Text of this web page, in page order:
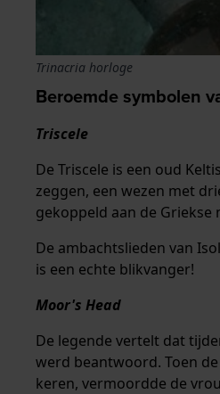
Trinacria horloge
Beroemde symbolen
Triscele
De Triscele is een oud
zeggen, een wezen met
gekoppeld aan de
De ambachtslieden van
is een echte blikvanger!
Moor's Head
De legende vertelt dat
werd beantwoord. Toen
keren, vermoordde de